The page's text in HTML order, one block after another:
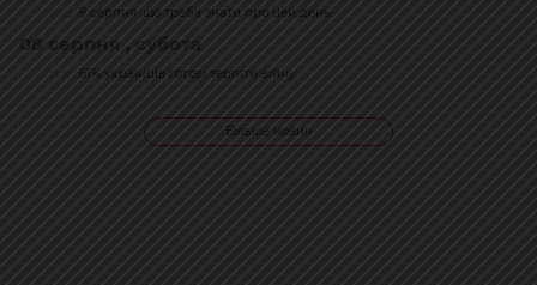
9 серпня: що треба знати про цей день
08 серпня , субота
61% українців готові терпіти війну
Більше новин